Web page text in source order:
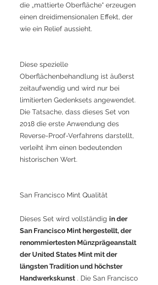
die „mattierte Oberfläche“ erzeugen
einen dreidimensionalen Effekt, der
wie ein Relief aussieht.
Diese spezielle
Oberflächenbehandlung ist äußerst
zeitaufwendig und wird nur bei
limitierten Gedenksets angewendet.
Die Tatsache, dass dieses Set von
2018 die erste Anwendung des
Reverse-Proof-Verfahrens darstellt,
verleiht ihm einen bedeutenden
historischen Wert.
San Francisco Mint Qualität
Dieses Set wird vollständig in der
San Francisco Mint hergestellt, der
renommiertesten Münzprägeanstalt
der United States Mint mit der
längsten Tradition und höchster
Handwerkskunst . Die San Francisco